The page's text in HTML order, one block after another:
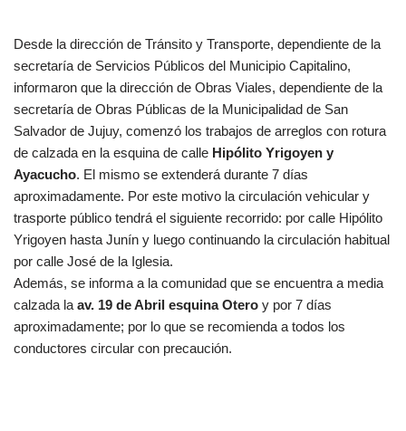
Desde la dirección de Tránsito y Transporte, dependiente de la
secretaría de Servicios Públicos del Municipio Capitalino,
informaron que la dirección de Obras Viales, dependiente de la
secretaría de Obras Públicas de la Municipalidad de San
Salvador de Jujuy, comenzó los trabajos de arreglos con rotura
de calzada en la esquina de calle Hipólito Yrigoyen y
Ayacucho. El mismo se extenderá durante 7 días
aproximadamente. Por este motivo la circulación vehicular y
trasporte público tendrá el siguiente recorrido: por calle Hipólito
Yrigoyen hasta Junín y luego continuando la circulación habitual
por calle José de la Iglesia.
Además, se informa a la comunidad que se encuentra a media
calzada la av. 19 de Abril esquina Otero y por 7 días
aproximadamente; por lo que se recomienda a todos los
conductores circular con precaución.